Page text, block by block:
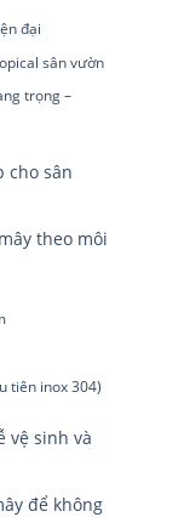
đại
sân vườn
trọng –
cho sân
theo môi
tiên inox 304)
vệ sinh và
để không